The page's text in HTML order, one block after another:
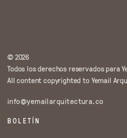
© 2026
Todos los derechos reservados para
All content copyrighted to Yemail
info@yemailarquitectura.co
BOLETÍN